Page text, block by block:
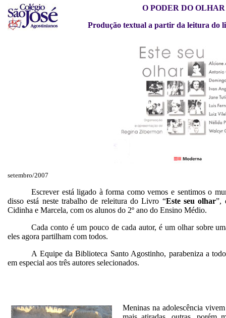
O PODER DO OLHAR
Produção textual a partir da leitura do
setembro/2007
Escrever está ligado à forma como vemos e sentimos o
disso está neste trabalho de releitura do Livro “Este seu olhar”,
Cidinha e Marcela, com os alunos do 2º ano do Ensino Médio.
Cada conto é um pouco de cada autor, é um olhar sobre
eles agora partilham com todos.
A Equipe da Biblioteca Santo Agostinho, parabeniza a
em especial aos três autores selecionados.
Meninas na adolescência